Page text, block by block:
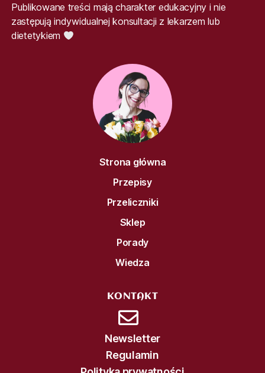
Publikowane treści mają charakter edukacyjny i nie
zastępują indywidualnej konsultacji z lekarzem lub
dietetykiem
Strona główna
Przepisy
Przeliczniki
Sklep
Porady
Wiedza
KONTAKT
Newsletter
Regulamin